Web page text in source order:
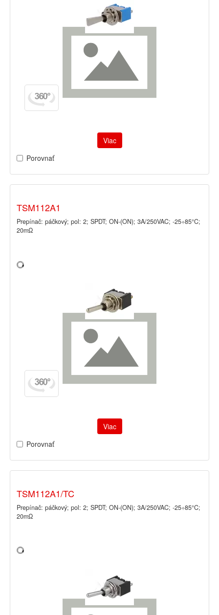
Viac
Porovnať
TSM112A1
Prepínač: páčkový; pol: 2; SPDT; ON-(ON); 3A/250VAC; -25÷85°C;
20mΩ
Viac
Porovnať
TSM112A1/TC
Prepínač: páčkový; pol: 2; SPDT; ON-(ON); 3A/250VAC; -25÷85°C;
20mΩ